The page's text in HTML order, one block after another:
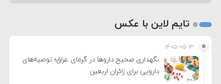
تایم لاین با عکس
۱۴۰۵-۰۵-۱۳
نگهداری صحیح داروها در گرمای عراق؛ توصیه‌های
دارویی برای زائران اربعین